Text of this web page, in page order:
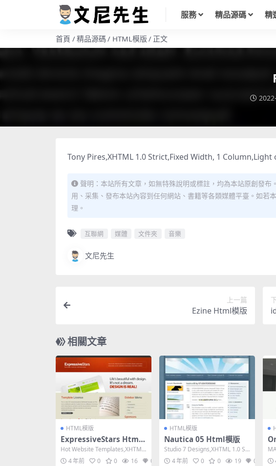
服務 精品源碼 精
首頁 精品源碼 HTML模版 正文
Tony Pires,XHTML 1.0 Strict,Fixed Width, 1
聲明：本站所有文章，如無特殊說明或標註，均為本站原創發
用、采集、發布本站內容到任何網站、書籍等各類媒體平臺。如若
理。
互聯網 媒體 文件夾 音樂
文尼先生
上一篇
Ezine Html模版
相關文章
HTML模版
ExpressiveStars Html
模版
Hot Website Templates,XHTML
1.0 Transiti...
4 年前 0 0 16 0
HTML模版
Nautica 05 Html模版
Studio 7 Designs,XHTML 1.0 Str
ict,Fixed ...
4 年前 0 0 19 0
e,